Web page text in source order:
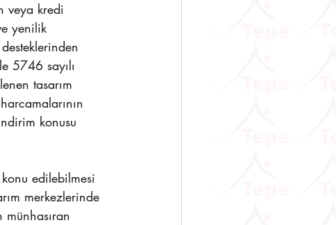
veya kredi
yenilik
5746 sayılı
tasarım
konusu
edilebilmesi
merkezlerinde